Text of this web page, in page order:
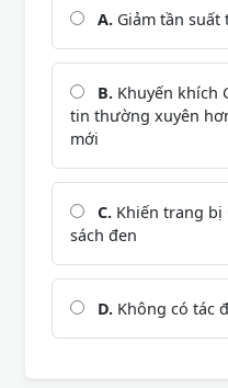
A. Giảm tần
B. Khuyến khích
tin thường xuyên
mới
C. Khiến trang bị
sách đen
D. Không có tác